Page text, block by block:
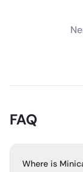
FAQ
Where is